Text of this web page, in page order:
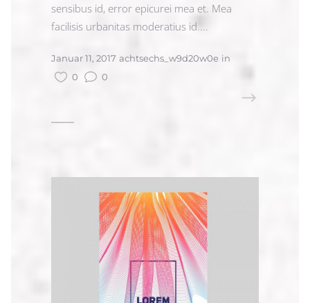
sensibus id, error epicurei mea et. Mea
facilisis urbanitas moderatius id....
Januar 11, 2017 achtsechs_w9d20w0e in
0
0